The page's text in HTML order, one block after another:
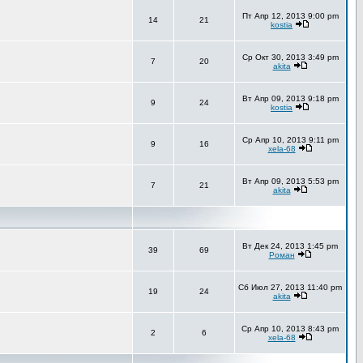
14 21
Пт Апр 12, 2013 9:00 pm
kostia
7 20
Ср Окт 30, 2013 3:49 pm
akita
9 24
Вт Апр 09, 2013 9:18 pm
kostia
9 16
Ср Апр 10, 2013 9:11 pm
xela-68
7 21
Вт Апр 09, 2013 5:53 pm
akita
39 69
Вт Дек 24, 2013 1:45 pm
Роман
19 24
Сб Июл 27, 2013 11:40 pm
akita
2 6
Ср Апр 10, 2013 8:43 pm
xela-68